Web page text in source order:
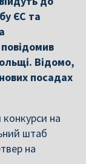
ЄС та
Відомо,
посадах
на
штаб
на